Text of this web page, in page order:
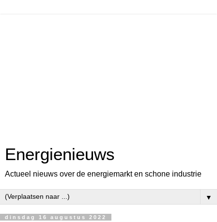
Energienieuws
Actueel nieuws over de energiemarkt en schone industrie
▼
dinsdag 16 augustus 2022